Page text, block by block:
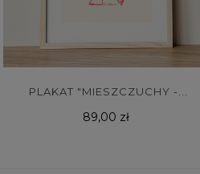
PLAKAT "MIESZCZUCHY -...
Cena
89,00 zł